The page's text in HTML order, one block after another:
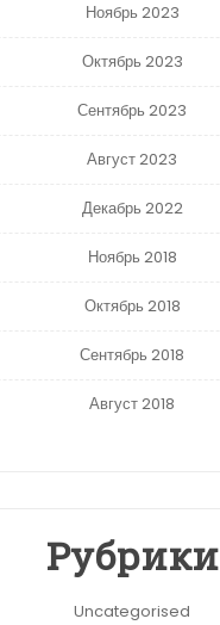
Ноябрь 2023
Октябрь 2023
Сентябрь 2023
Август 2023
Декабрь 2022
Ноябрь 2018
Октябрь 2018
Сентябрь 2018
Август 2018
Рубрики
Uncategorised